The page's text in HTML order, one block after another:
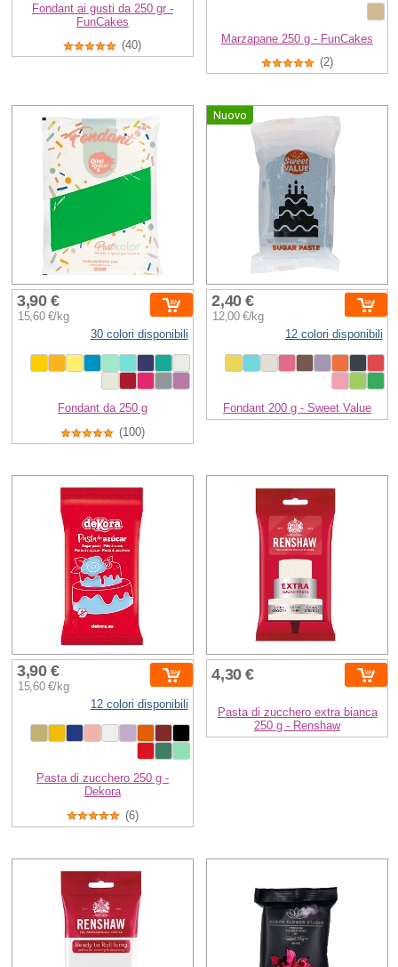
Fondant ai gusti da 250 gr -
FunCakes
(40)
Marzapane 250 g - FunCakes
(2)
3,90 €
15,60 €/kg
30 colori disponibili
Fondant da 250 g
(100)
Nuovo
2,40 €
12,00 €/kg
12 colori disponibili
Fondant 200 g - Sweet Value
3,90 €
15,60 €/kg
12 colori disponibili
Pasta di zucchero 250 g -
Dekora
(6)
4,30 €
Pasta di zucchero extra bianca
250 g - Renshaw